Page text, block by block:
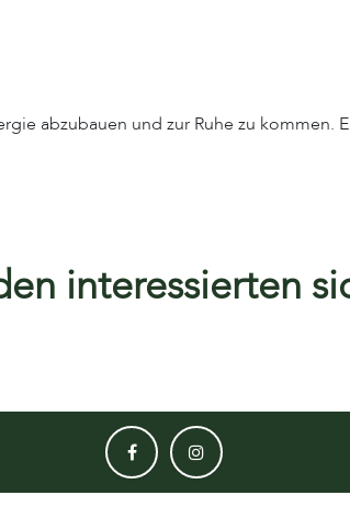
abzubauen und zur Ruhe zu
interessierten